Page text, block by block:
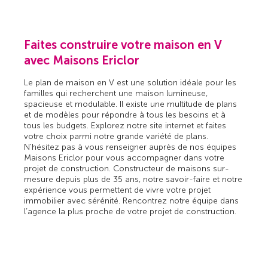
Faites construire votre maison en V
avec Maisons Ericlor
Le plan de maison en V est une solution idéale pour les
familles qui recherchent une maison lumineuse,
spacieuse et modulable. Il existe une multitude de plans
et de modèles pour répondre à tous les besoins et à
tous les budgets. Explorez notre site internet et faites
votre choix parmi notre grande variété de plans.
N'hésitez pas à vous renseigner auprès de nos équipes
Maisons Ericlor pour vous accompagner dans votre
projet de construction. Constructeur de maisons sur-
mesure depuis plus de 35 ans, notre savoir-faire et notre
expérience vous permettent de vivre votre projet
immobilier avec sérénité. Rencontrez notre équipe dans
l’agence la plus proche de votre projet de construction.